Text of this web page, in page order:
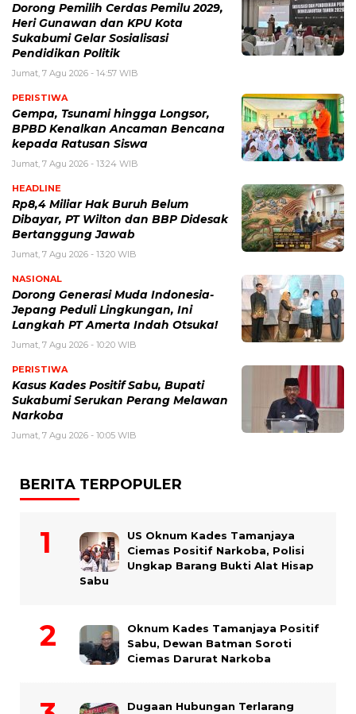
Dorong Pemilih Cerdas Pemilu 2029,
Heri Gunawan dan KPU Kota
Sukabumi Gelar Sosialisasi
Pendidikan Politik
Jumat, 7 Agu 2026 - 14:57 WIB
PERISTIWA
Gempa, Tsunami hingga Longsor,
BPBD Kenalkan Ancaman Bencana
kepada Ratusan Siswa
Jumat, 7 Agu 2026 - 13:24 WIB
HEADLINE
Rp8,4 Miliar Hak Buruh Belum
Dibayar, PT Wilton dan BBP Didesak
Bertanggung Jawab
Jumat, 7 Agu 2026 - 13:20 WIB
NASIONAL
Dorong Generasi Muda Indonesia-
Jepang Peduli Lingkungan, Ini
Langkah PT Amerta Indah Otsuka!
Jumat, 7 Agu 2026 - 10:20 WIB
PERISTIWA
Kasus Kades Positif Sabu, Bupati
Sukabumi Serukan Perang Melawan
Narkoba
Jumat, 7 Agu 2026 - 10:05 WIB
BERITA TERPOPULER
US Oknum Kades Tamanjaya
Ciemas Positif Narkoba, Polisi
Ungkap Barang Bukti Alat Hisap
Sabu
Oknum Kades Tamanjaya Positif
Sabu, Dewan Batman Soroti
Ciemas Darurat Narkoba
Dugaan Hubungan Terlarang